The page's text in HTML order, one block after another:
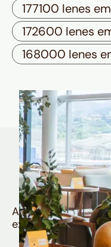
177100 Ienes
172600 Ienes
168000 Ienes
Quem
Aproveite todos os
exclusivas da sua